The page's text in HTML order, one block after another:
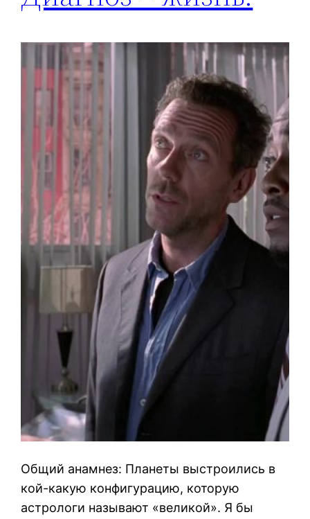
Общий анамнез: Планеты выстроились в
кой-какую конфигурацию, которую
астрологи называют «великой». Я бы